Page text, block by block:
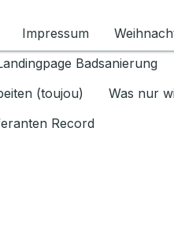
für Datenschutz
Impressum
Badsanierung
(toujou) Was nur
Record